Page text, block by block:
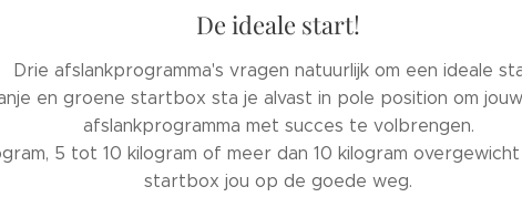
De ideale start!
Drie afslankprogramma's vragen natuurlijk om een ideale
en groene startbox sta je alvast in pole position om
afslankprogramma met succes te volbrengen.
5 tot 10 kilogram of meer dan 10 kilogram
startbox jou op de goede weg.